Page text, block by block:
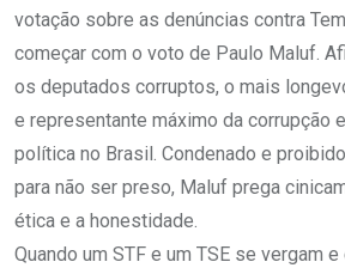
votação sobre as denúncias contra
começar com o voto de Paulo Maluf.
os deputados corruptos, o mais
e representante máximo da corrupção
política no Brasil. Condenado e
para não ser preso, Maluf prega
ética e a honestidade.
Quando um STF e um TSE se vergam